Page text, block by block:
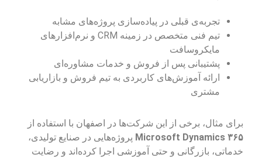
تجربه‌ی قبلی در پیاده‌سازی پروژه‌های مشابه
تیم فنی متخصص در زمینه CRM و نرم‌افزارهای
مایکروسافت
پشتیبانی پس از فروش و خدمات مشاوره‌ای
ارائه آموزش‌های کاربردی به تیم فروش و بازاریابی
مشتری
برای مثال، برخی از این شرکت‌ها در اصفهان با استفاده از
Microsoft Dynamics ۳۶۵ پروژه‌هایی در صنایع تولیدی،
خدماتی، بازرگانی و حتی آموزشی اجرا کرده‌اند و رضایت